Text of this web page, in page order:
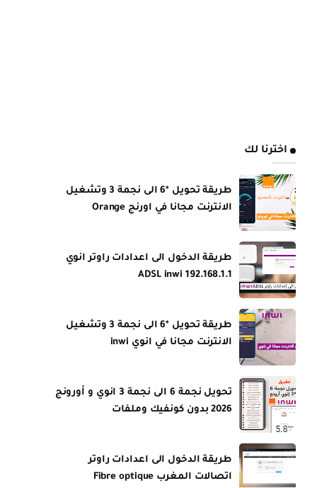
اخترنا لك
طريقة تحويل *6 الى نجمة 3 وتشغيل
الانترنت مجانا في اورنج Orange
طريقة الدخول الى اعدادات راوتر انوي
ADSL inwi 192.168.1.1
طريقة تحويل *6 الى نجمة 3 وتشغيل
الانترنت مجانا في انوي inwi
تحويل نجمة 6 الى نجمة 3 انوي و أورونج
2026 بدون كونفيك وملفات
طريقة الدخول الى اعدادات راوتر
اتصالات المغرب Fibre optique